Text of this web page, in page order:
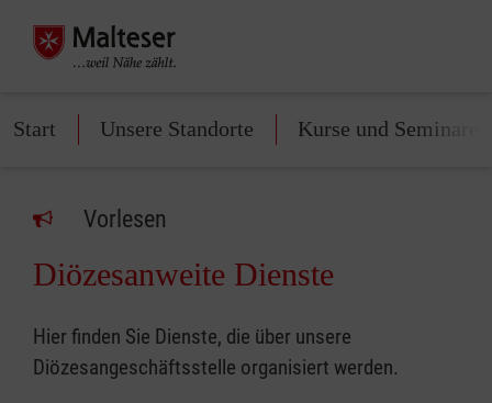
Start Unsere Standorte Kurse und Seminare
Vorlesen
Diözesanweite Dienste
Hier finden Sie Dienste, die über unsere
Diözesangeschäftsstelle organisiert werden.